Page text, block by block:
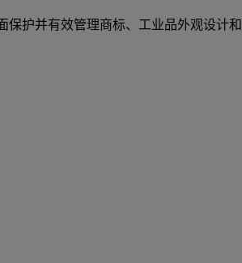
护并有效管理商标、工业品外观设计